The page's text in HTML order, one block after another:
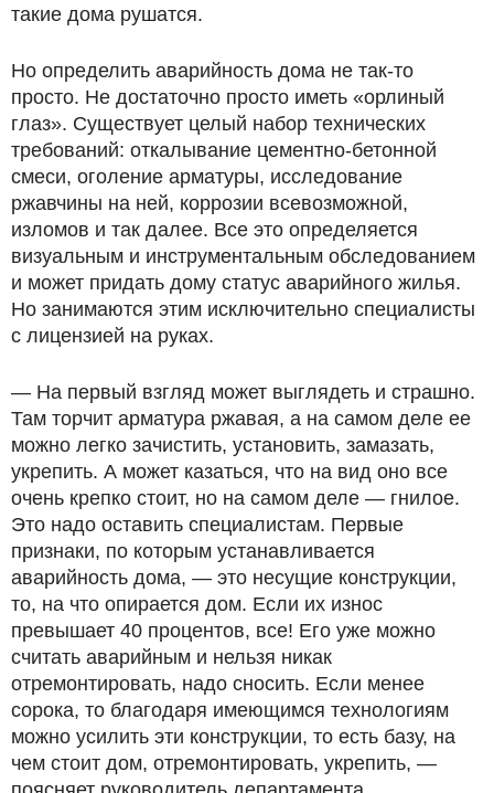
такие дома рушатся.
Но определить аварийность дома не так-то
просто. Не достаточно просто иметь «орлиный
глаз». Существует целый набор технических
требований: откалывание цементно-бетонной
смеси, оголение арматуры, исследование
ржавчины на ней, коррозии всевозможной,
изломов и так далее. Все это определяется
визуальным и инструментальным обследованием
и может придать дому статус аварийного жилья.
Но занимаются этим исключительно специалисты
с лицензией на руках.
— На первый взгляд может выглядеть и страшно.
Там торчит арматура ржавая, а на самом деле ее
можно легко зачистить, установить, замазать,
укрепить. А может казаться, что на вид оно все
очень крепко стоит, но на самом деле — гнилое.
Это надо оставить специалистам. Первые
признаки, по которым устанавливается
аварийность дома, — это несущие конструкции,
то, на что опирается дом. Если их износ
превышает 40 процентов, все! Его уже можно
считать аварийным и нельзя никак
отремонтировать, надо сносить. Если менее
сорока, то благодаря имеющимся технологиям
можно усилить эти конструкции, то есть базу, на
чем стоит дом, отремонтировать, укрепить, —